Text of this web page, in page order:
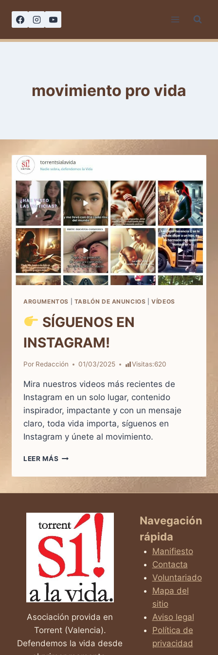
movimiento pro vida
ARGUMENTOS TABLÓN DE ANUNCIOS |VÍDEOS
SÍGUENOS EN
INSTAGRAM!
Por Redacción 01/03/2025 Visitas:620
Mira nuestros videos más recientes de
Instagram en un solo lugar, contenido
inspirador, impactante y con un mensaje
claro, toda vida importa, síguenos en
Instagram y únete al movimiento.
LEER MÁS
EN
INSTAGRAM!
Asociación provida en
Torrent (Valencia).
Defendemos la vida desde
Navegación
rápida
Manifiesto
Contacta
Voluntariado
Mapa del
sitio
Aviso legal
Política de
privacidad